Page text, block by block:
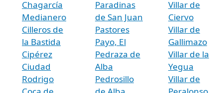
Chagarcía
Medianero
Cilleros de
la Bastida
Cipérez
Ciudad
Rodrigo
Paradinas
de San Juan
Pastores
Payo, El
Pedraza de
Alba
Pedrosillo
Villar de
Ciervo
Villar de
Gallimazo
Villar de la
Yegua
Villar de